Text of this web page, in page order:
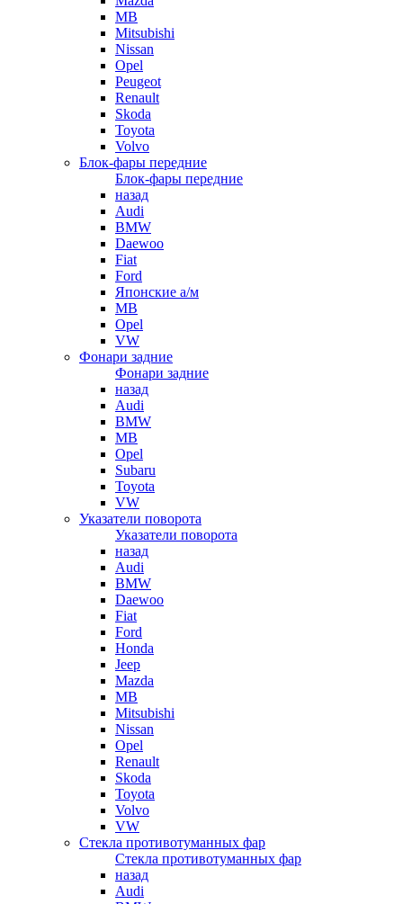
MB
Mitsubishi
Nissan
Opel
Peugeot
Renault
Skoda
Toyota
Volvo
Блок-фары передние
Блок-фары передние
назад
Audi
BMW
Daewoo
Fiat
Ford
Японские а/м
MB
Opel
VW
Фонари задние
Фонари задние
назад
Audi
BMW
MB
Opel
Subaru
Toyota
VW
Указатели поворота
Указатели поворота
назад
Audi
BMW
Daewoo
Fiat
Ford
Honda
Jeep
Mazda
MB
Mitsubishi
Nissan
Opel
Renault
Skoda
Toyota
Volvo
VW
Стекла противотуманных фар
Стекла противотуманных фар
назад
Audi